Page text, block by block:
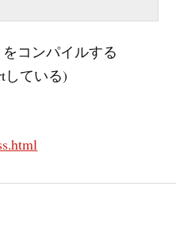
をコンパイルする
している)